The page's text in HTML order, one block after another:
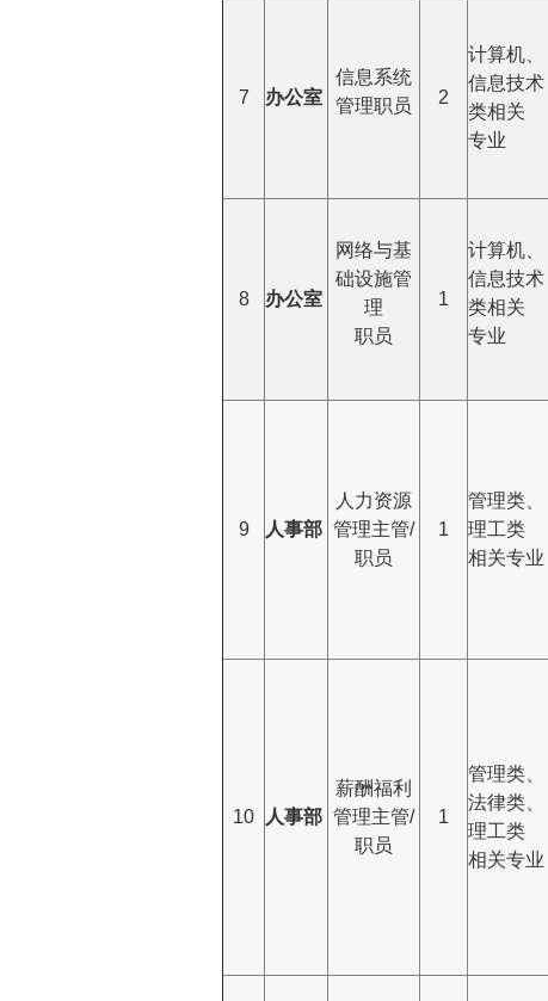
7 办公室
信息系统
管理职员
2
计算机、
信息技术
类相关
专业
8 办公室
网络与基
础设施管
理
职员
1
计算机、
信息技术
类相关
专业
9 人事部
人力资源
管理主管/
职员
1
管理类、
理工类
相关专业
10 人事部
薪酬福利
管理主管/
职员
1
管理类、
法律类、
理工类
相关专业